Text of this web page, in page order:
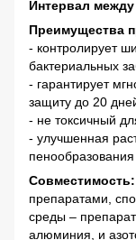
Интервал
Преимущества
- контролирует
бактериальных
- гарантирует
защиту до 20
- не токсичный
- улучшенная
пенообразования
Совместимость:
препаратами,
среды –
алюминия, и